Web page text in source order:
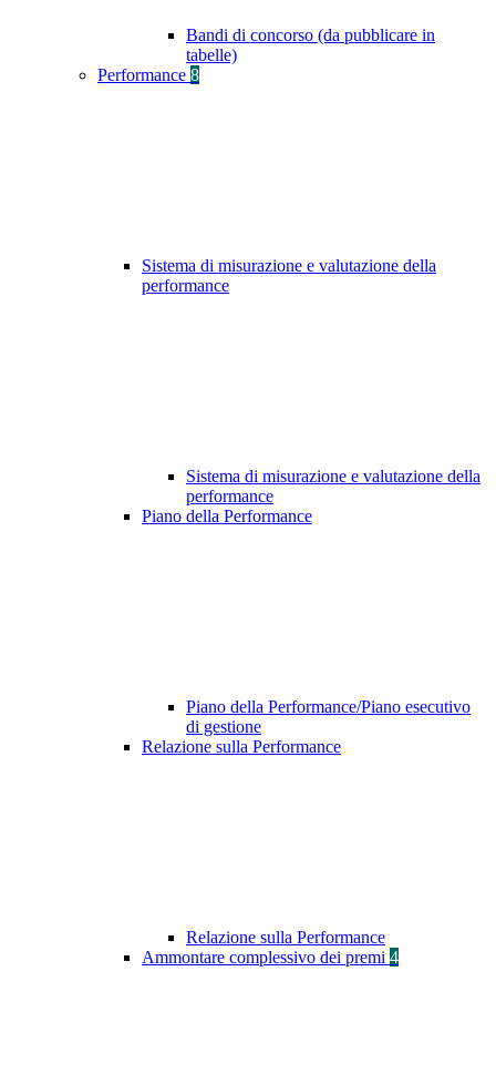
Bandi di concorso (da pubblicare in
tabelle)
Performance 8
Sistema di misurazione e valutazione della
performance
Sistema di misurazione e valutazione della
performance
Piano della Performance
Piano della Performance/Piano esecutivo
di gestione
Relazione sulla Performance
Relazione sulla Performance
Ammontare complessivo dei premi 4